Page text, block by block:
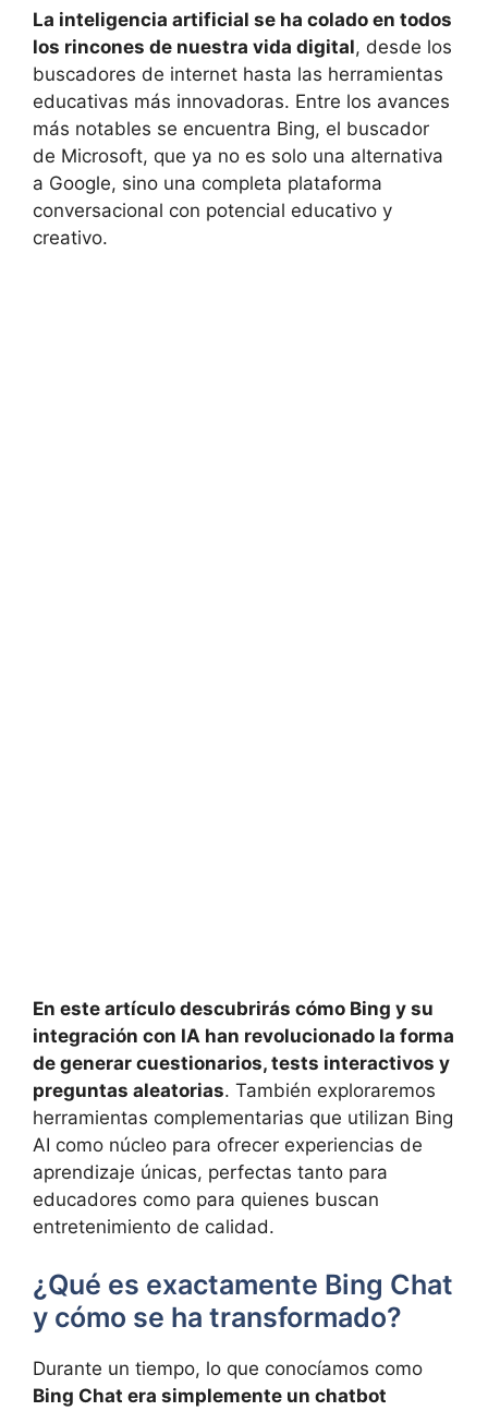
La inteligencia artificial se ha colado en todos
los rincones de nuestra vida digital, desde los
buscadores de internet hasta las herramientas
educativas más innovadoras. Entre los avances
más notables se encuentra Bing, el buscador
de Microsoft, que ya no es solo una alternativa
a Google, sino una completa plataforma
conversacional con potencial educativo y
creativo.
En este artículo descubrirás cómo Bing y su
integración con IA han revolucionado la forma
de generar cuestionarios, tests interactivos y
preguntas aleatorias. También exploraremos
herramientas complementarias que utilizan Bing
AI como núcleo para ofrecer experiencias de
aprendizaje únicas, perfectas tanto para
educadores como para quienes buscan
entretenimiento de calidad.
¿Qué es exactamente Bing Chat
y cómo se ha transformado?
Durante un tiempo, lo que conocíamos como
Bing Chat era simplemente un chatbot